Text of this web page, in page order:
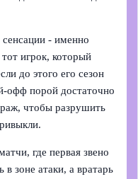
- именно
игрок, который
до этого его сезон
офф порой достаточно
чтобы разрушить
где первая звено
в зоне атаки, а вратарь